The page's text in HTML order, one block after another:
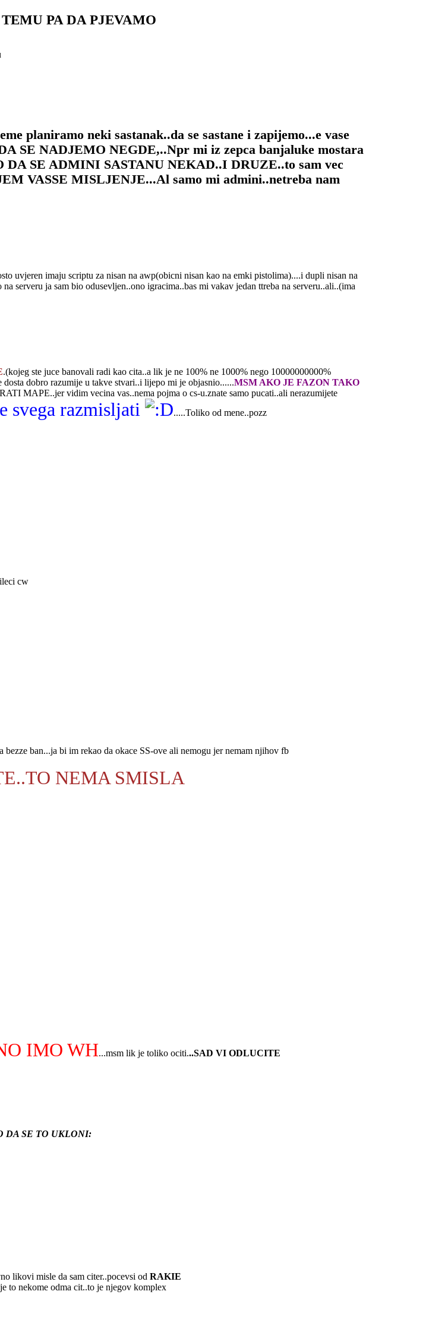
PA DA PJEVAMO
planiramo neki sastanak..da se sastane i zapijemo...e vase
SE NADJEMO NEGDE,..Npr mi iz zepca banjaluke mostara
DA SE ADMINI SASTANU NEKAD..I DRUZE..to sam vec
VASSE MISLJENJE...Al samo mi admini..netreba nam
uvjeren imaju scriptu za nisan na awp(obicni nisan kao na emki pistolima)....i dupli nisan na
na serveru ja sam bio odusevljen..ono igracima..bas mi vakav jedan ttreba na serveru..ali..(ima
.(kojeg ste juce banovali radi kao cita..a lik je ne 100% ne 1000% nego 10000000000%
dobro razumije u takve stvari..i lijepo mi je objasnio......MSM AKO JE FAZON TAKO
MAPE..jer vidim vecina vas..nema pojma o cs-u.znate samo pucati..ali nerazumijete
svega razmisljati .....Toliko od mene..pozz
cw
ban...ja bi im rekao da okace SS-ove ali nemogu jer nemam njihov fb
NEMA SMISLA
IMO WH...msm lik je toliko ociti...SAD VI ODLUCITE
DA SE TO UKLONI:
likovi misle da sam citer..pocevsi od RAKIE
to nekome odma cit..to je njegov komplex